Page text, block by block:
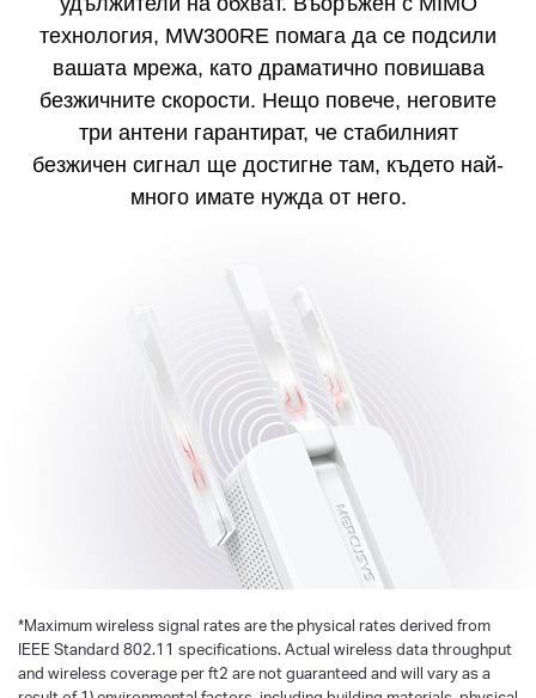
технология, MW300RE помага да се подсили
вашата мрежа, като драматично повишава
безжичните скорости. Нещо повече, неговите
три антени гарантират, че стабилният
безжичен сигнал ще достигне там, където най-
много имате нужда от него.
*Maximum wireless signal rates are the physical rates derived from
IEEE Standard 802.11 specifications. Actual wireless data throughput
and wireless coverage per ft2 are not guaranteed and will vary as a